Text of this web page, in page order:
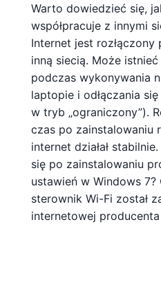
Warto dowiedzieć się,
współpracuje z innymi
Internet jest rozłączony
inną siecią. Może
podczas wykonywania
laptopie i odłączania
w tryb „ograniczony”).
czas po zainstalowaniu
internet działał
się po zainstalowaniu
ustawień w Windows
sterownik Wi-Fi został
internetowej